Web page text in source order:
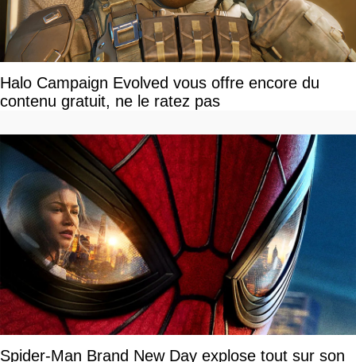
Halo Campaign Evolved vous offre encore du
contenu gratuit, ne le ratez pas
Spider-Man Brand New Day explose tout sur son